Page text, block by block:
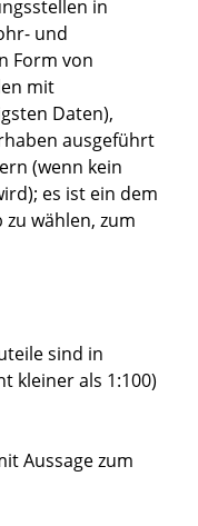
in
und
Form von
mit
Daten),
ausgeführt
(wenn kein
es ist ein dem
wählen, zum
sind in
kleiner als 1:100)
Aussage zum